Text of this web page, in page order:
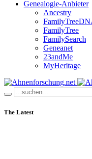
Genealogie-Anbieter
Ancestry
FamilyTree
FamilySearch
Geneanet
23andMe
MyHeritage
The Latest